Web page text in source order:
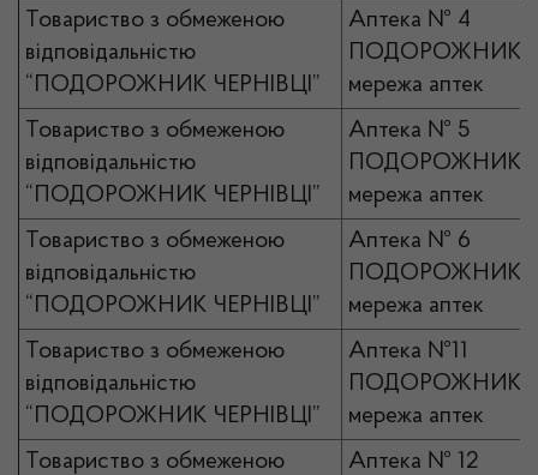
Товариство з обмеженою
відповідальністю
“ПОДОРОЖНИК ЧЕРНІВЦІ”
Аптека № 4
ПОДОРОЖНИК
мережа аптек
Товариство з обмеженою
відповідальністю
“ПОДОРОЖНИК ЧЕРНІВЦІ”
Аптека № 5
ПОДОРОЖНИК
мережа аптек
Товариство з обмеженою
відповідальністю
“ПОДОРОЖНИК ЧЕРНІВЦІ”
Аптека № 6
ПОДОРОЖНИК
мережа аптек
Товариство з обмеженою
відповідальністю
“ПОДОРОЖНИК ЧЕРНІВЦІ”
Аптека №11
ПОДОРОЖНИК
мережа аптек
Товариство з обмеженою
Аптека № 12